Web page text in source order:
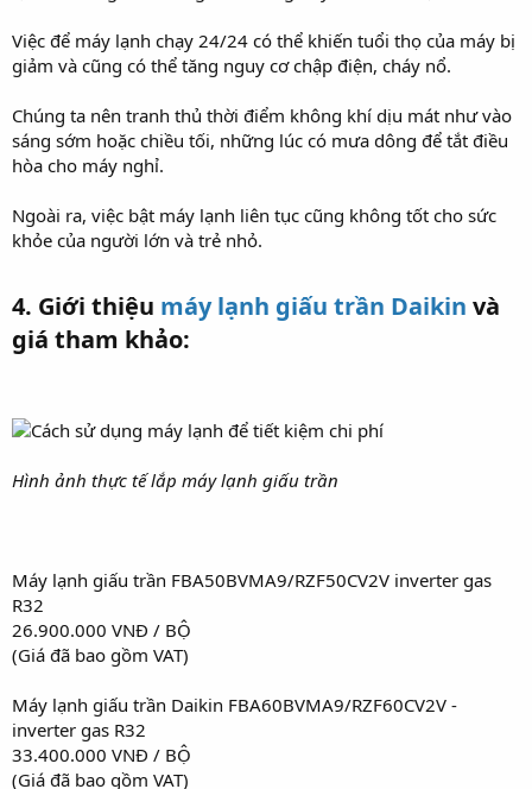
Việc để máy lạnh chạy 24/24 có thể khiến tuổi thọ của máy bị
giảm và cũng có thể tăng nguy cơ chập điện, cháy nổ.
Chúng ta nên tranh thủ thời điểm không khí dịu mát như vào
sáng sớm hoặc chiều tối, những lúc có mưa dông để tắt điều
hòa cho máy nghỉ.
Ngoài ra, việc bật máy lạnh liên tục cũng không tốt cho sức
khỏe của người lớn và trẻ nhỏ.
4. Giới thiệu máy lạnh giấu trần Daikin và
giá tham khảo:​
Hình ảnh thực tế lắp máy lạnh giấu trần
Máy lạnh giấu trần FBA50BVMA9/RZF50CV2V inverter gas
R32
26.900.000 VNĐ / BỘ
(Giá đã bao gồm VAT)
Máy lạnh giấu trần Daikin FBA60BVMA9/RZF60CV2V -
inverter gas R32
33.400.000 VNĐ / BỘ
(Giá đã bao gồm VAT)